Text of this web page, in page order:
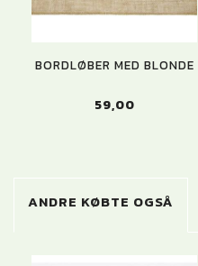
BORDLØBER MED BLONDE
59,00
ANDRE KØBTE OGSÅ